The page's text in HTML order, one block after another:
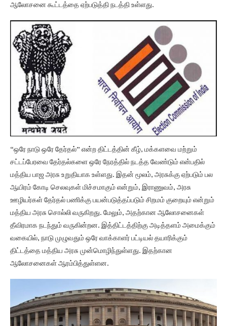
ஆலோசனை கூட்டத்தை ஏற்படுத்தி நடத்தி உள்ளது.
“ஒரே நாடு ஒரே தேர்தல்” என்ற திட்டத்தின் கீழ், மக்களவை மற்றும்
சட்டப்பேரவை தேர்தல்களை ஒரே நேரத்தில் நடத்த வேண்டும் என்பதில்
மத்திய பாஜ அரசு உறுதியாக உள்ளது. இதன் மூலம், அரசுக்கு ஏற்படும் பல
ஆயிரம் கோடி செலவுகள் மிச்சமாகும் என்றும், இராணுவம், அரசு
ஊழியர்கள் தேர்தல் பணிக்கு பயன்படுத்தப்படும் சிறமம் குறையும் என்றும்
மத்திய அரசு சொல்லி வருகிறது. மேலும், அதற்கான ஆலோசனைகள்
தீவிரமாக நடந்தும் வருகின்றன. இத்திட்டத்திற்கு அடித்தளம் அமைக்கும்
வகையில், நாடு முழுவதும் ஒரே வாக்காளர் பட்டியல் தயாரிக்கும்
திட்டத்தை மத்திய அரசு முன்மொழிந்துள்ளது. இதற்கான
ஆலோசனைகள் ஆரம்பித்துள்ளன.